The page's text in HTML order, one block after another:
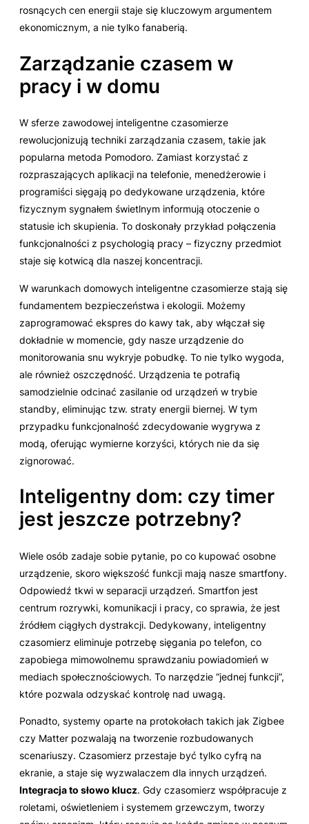
rosnących cen energii staje się kluczowym argumentem
ekonomicznym, a nie tylko fanaberią.
Zarządzanie czasem w
pracy i w domu
W sferze zawodowej inteligentne czasomierze
rewolucjonizują techniki zarządzania czasem, takie jak
popularna metoda Pomodoro. Zamiast korzystać z
rozpraszających aplikacji na telefonie, menedżerowie i
programiści sięgają po dedykowane urządzenia, które
fizycznym sygnałem świetlnym informują otoczenie o
statusie ich skupienia. To doskonały przykład połączenia
funkcjonalności z psychologią pracy – fizyczny przedmiot
staje się kotwicą dla naszej koncentracji.
W warunkach domowych inteligentne czasomierze stają się
fundamentem bezpieczeństwa i ekologii. Możemy
zaprogramować ekspres do kawy tak, aby włączał się
dokładnie w momencie, gdy nasze urządzenie do
monitorowania snu wykryje pobudkę. To nie tylko wygoda,
ale również oszczędność. Urządzenia te potrafią
samodzielnie odcinać zasilanie od urządzeń w trybie
standby, eliminując tzw. straty energii biernej. W tym
przypadku funkcjonalność zdecydowanie wygrywa z
modą, oferując wymierne korzyści, których nie da się
zignorować.
Inteligentny dom: czy timer
jest jeszcze potrzebny?
Wiele osób zadaje sobie pytanie, po co kupować osobne
urządzenie, skoro większość funkcji mają nasze smartfony.
Odpowiedź tkwi w separacji urządzeń. Smartfon jest
centrum rozrywki, komunikacji i pracy, co sprawia, że jest
źródłem ciągłych dystrakcji. Dedykowany, inteligentny
czasomierz eliminuje potrzebę sięgania po telefon, co
zapobiega mimowolnemu sprawdzaniu powiadomień w
mediach społecznościowych. To narzędzie “jednej funkcji”,
które pozwala odzyskać kontrolę nad uwagą.
Ponadto, systemy oparte na protokołach takich jak Zigbee
czy Matter pozwalają na tworzenie rozbudowanych
scenariuszy. Czasomierz przestaje być tylko cyfrą na
ekranie, a staje się wyzwalaczem dla innych urządzeń.
Integracja to słowo klucz. Gdy czasomierz współpracuje z
roletami, oświetleniem i systemem grzewczym, tworzy